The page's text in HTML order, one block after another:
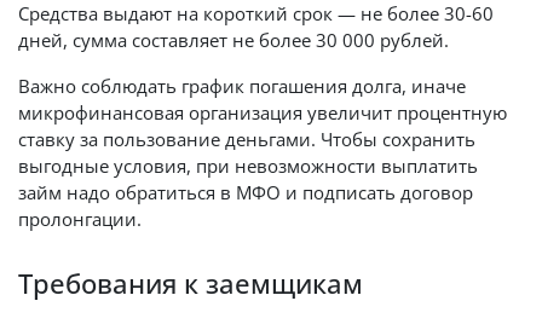
Средства выдают на короткий срок — не более 30-60
дней, сумма составляет не более 30 000 рублей.
Важно соблюдать график погашения долга, иначе
микрофинансовая организация увеличит процентную
ставку за пользование деньгами. Чтобы сохранить
выгодные условия, при невозможности выплатить
займ надо обратиться в МФО и подписать договор
пролонгации.
Требования к заемщикам